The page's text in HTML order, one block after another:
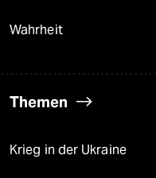
Wahrheit
Themen
Krieg in der Ukraine